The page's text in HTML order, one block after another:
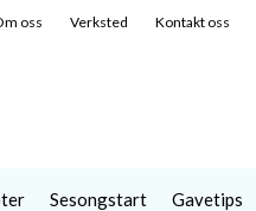
oss Verksted Kontakt oss
Sesongstart Gavetips